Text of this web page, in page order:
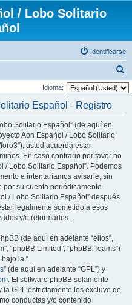
/ Lobo Solitario
Identificarse
u
Idioma:
Español - Registro
Solitario Español” (de aquí en
Aon Español / Lobo Solitario
usted acuerda estar
En caso contrario por favor no
/ Lobo Solitario Español”. Podemos
e intentaríamos avisarle, sin
su cuenta periódicamente.
/ Lobo Solitario Español” después
legalmente sometido a esos
y/o reformados.
(de aquí en adelante “ellos”,
“phpBB Limited”, “phpBB Teams”)
la “
” (de aquí en adelante “GPL”) y
. El software phpBB solamente
GPL estrictamente los excluye de
conductas y/o contenido